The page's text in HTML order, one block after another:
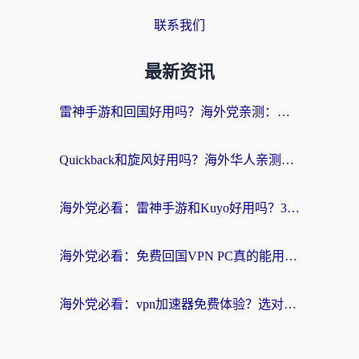
联系我们
最新资讯
雷神手游和回国好用吗？海外党亲测：选对加速器才能无缝刷剧打游戏
Quickback和旋风好用吗？海外华人亲测：选对回国加速器才能无缝看央视5
海外党必看：雷神手游和Kuyo好用吗？3款回国加速器实测+避坑指南
海外党必看：免费回国VPN PC真的能用？附国内高速VPN选择全攻略
海外党必看：vpn加速器免费体验？选对回国加速器才能无缝刷国内剧玩国服